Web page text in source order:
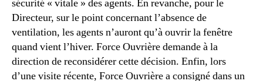
sécurité « vitale » des agents. En revanche, pour le
Directeur, sur le point concernant l’absence de
ventilation, les agents n’auront qu’à ouvrir la fenêtre
quand vient l’hiver. Force Ouvrière demande à la
direction de reconsidérer cette décision. Enfin, lors
d’une visite récente, Force Ouvrière a consigné dans un